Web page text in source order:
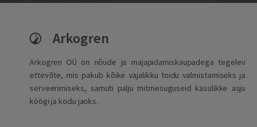
Arkogren
Arkogren OÜ on nõude ja majapidamiskaupadega tegelev
ettevõte, mis pakub kõike vajalikku toidu valmistamiseks ja
serveerimiseks, samuti palju mitmesuguseid kasulikke asju
köögi ja kodu jaoks.